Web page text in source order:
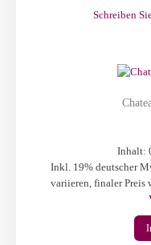
Schreiben
Inhalt:
Inkl. 19% deutscher
variieren, finaler Preis